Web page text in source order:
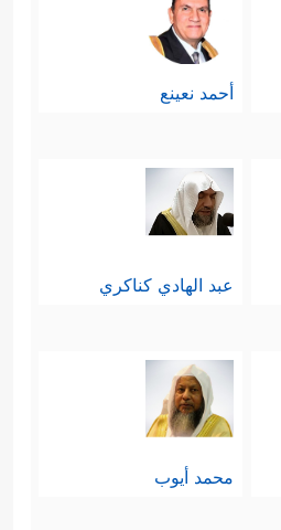
الحساب والجزاء؛ فلا
فلا بُدّ أن ينتصف
ولا بُدّ أن يلقَى
كما يلقَى فاعل الشرّ
لا حظّ فيها لفقيرٍ
الوحوش الكبيرة
الحياة بهذه الصورة
أحمد نعينع
عبد الهادي كناكري
محمد أيوب